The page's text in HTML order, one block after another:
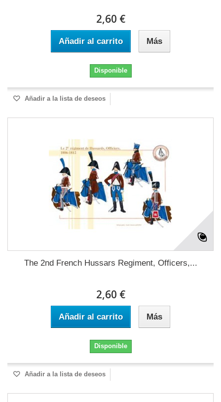
2,60 €
Añadir al carrito Más
Disponible
Añadir a la lista de deseos
The 2nd French Hussars Regiment, Officers,...
2,60 €
Añadir al carrito Más
Disponible
Añadir a la lista de deseos